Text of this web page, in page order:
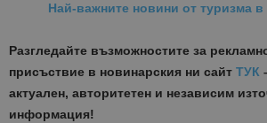
Най-важните новини от туризма в
Разгледайте възможностите за
присъствие в новинарския ни сайт ТУК
актуален, авторитетен и независим
информация!